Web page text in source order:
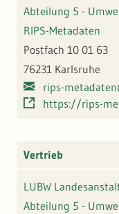
Abteilung 5 -
RIPS-Metadaten
Postfach 10 01 63
76231 Karlsruhe
rips-
https://rips-
Vertrieb
LUBW
Abteilung 5 -